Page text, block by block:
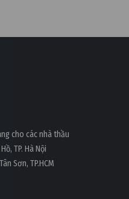
thế nào?
cho các nhà thầu
TP. Hà Nội
Sơn, TP.HCM